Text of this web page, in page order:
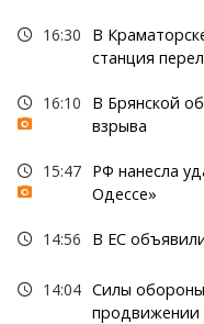
16:30
В
станция
16:10
В Брянской
взрыва
15:47 РФ нанесла
Одессе»
14:56 В ЕС
14:04 Силы
продвижении